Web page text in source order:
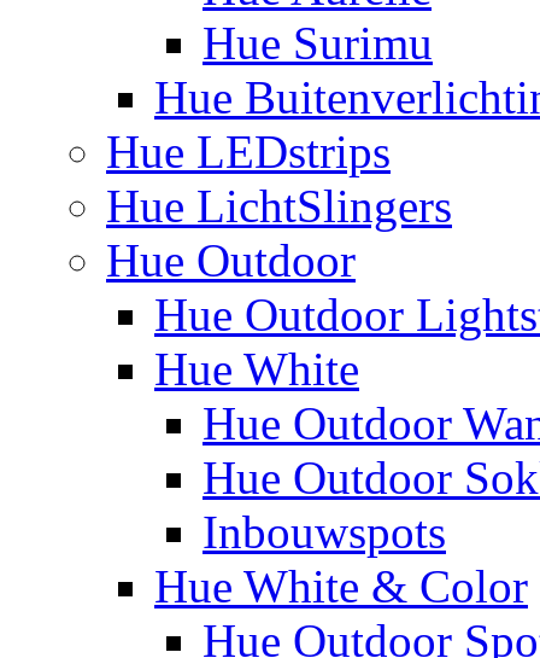
Hue Surimu
Hue
Hue LEDstrips
Hue LichtSlingers
Hue Outdoor
Hue Outdoor
Hue White
Hue Outdoor
Hue Outdoor
Inbouwspots
Hue White & Color
Hue Outdoor